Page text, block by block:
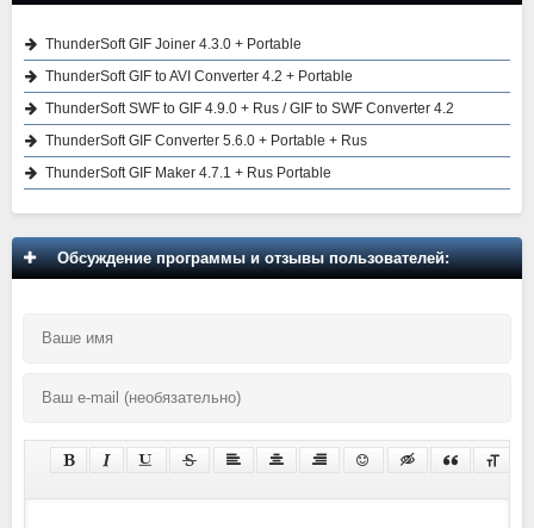
ThunderSoft GIF Joiner 4.3.0 + Portable
ThunderSoft GIF to AVI Converter 4.2 + Portable
ThunderSoft SWF to GIF 4.9.0 + Rus / GIF to SWF Converter 4.2
ThunderSoft GIF Converter 5.6.0 + Portable + Rus
ThunderSoft GIF Maker 4.7.1 + Rus Portable
Обсуждение программы и отзывы пользователей: